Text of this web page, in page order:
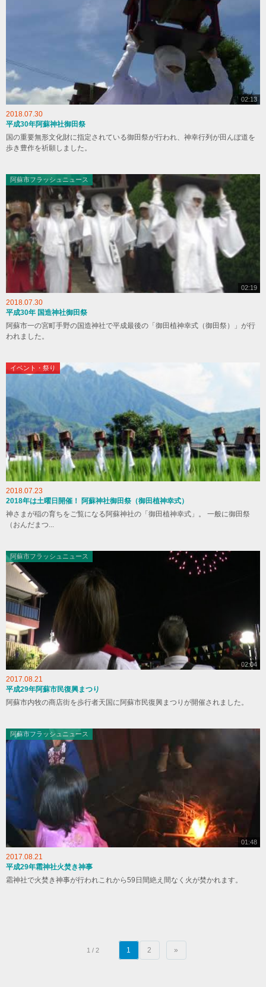
02:13
2018.07.30
平成30年阿蘇神社御田祭
国の重要無形文化財に指定されている御田祭が行われ、神幸行列が田んぼ道を
歩き豊作を祈願しました。
阿蘇市フラッシュニュース
02:19
2018.07.30
平成30年 国造神社御田祭
阿蘇市一の宮町手野の国造神社で平成最後の「御田植神幸式（御田祭）」が行
われました。
イベント・祭り
2018.07.23
2018年は土曜日開催！ 阿蘇神社御田祭（御田植神幸式）
神さまが稲の育ちをご覧になる阿蘇神社の「御田植神幸式」。 一般に御田祭
（おんだまつ...
阿蘇市フラッシュニュース
02:04
2017.08.21
平成29年阿蘇市民復興まつり
阿蘇市内牧の商店街を歩行者天国に阿蘇市民復興まつりが開催されました。
阿蘇市フラッシュニュース
01:48
2017.08.21
平成29年霜神社火焚き神事
霜神社で火焚き神事が行われこれから59日間絶え間なく火が焚かれます。
1 / 2 1 2 »